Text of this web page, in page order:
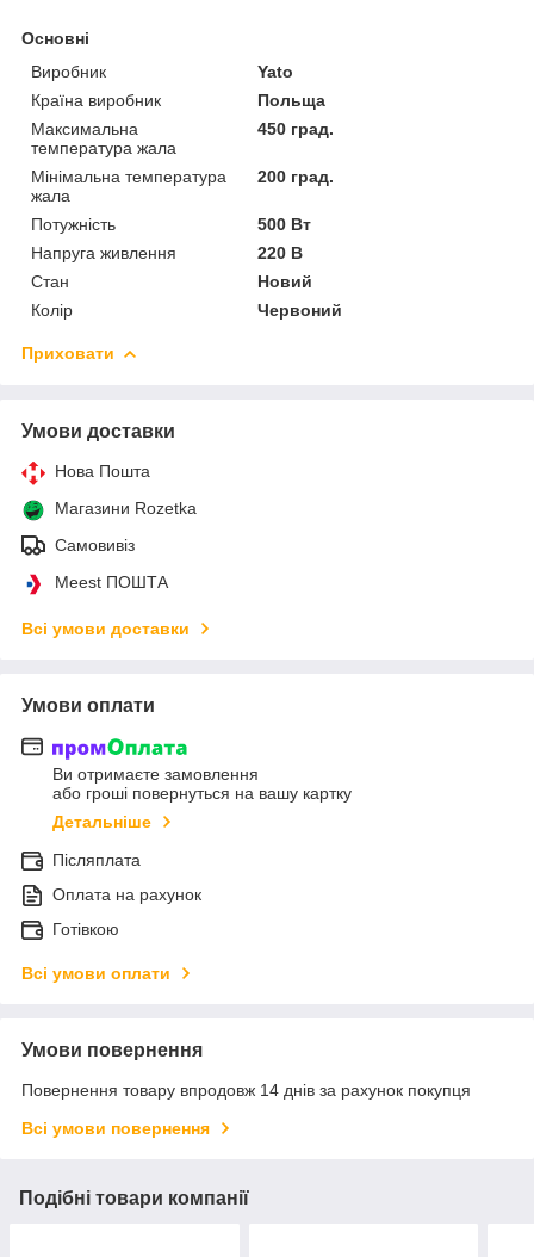
Основні
Виробник
Yato
Країна виробник
Польща
Максимальна
температура жала
450 град.
Мінімальна температура
жала
200 град.
Потужність
500 Вт
Напруга живлення
220 В
Стан
Новий
Колір
Червоний
Приховати
Умови доставки
Нова Пошта
Магазини Rozetka
Самовивіз
Meest ПОШТА
Всі умови доставки
Умови оплати
Ви отримаєте замовлення
або гроші повернуться на вашу картку
Детальніше
Післяплата
Оплата на рахунок
Готівкою
Всі умови оплати
Умови повернення
Повернення товару впродовж 14 днів за рахунок покупця
Всі умови повернення
Подібні товари компанії